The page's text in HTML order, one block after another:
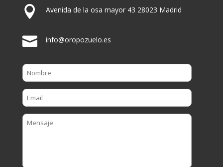
 Avenida de la osa mayor 43 28023 Madrid
 info@oropozuelo.es